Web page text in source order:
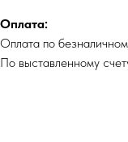
Оплата:
Оплата по
По выставленному